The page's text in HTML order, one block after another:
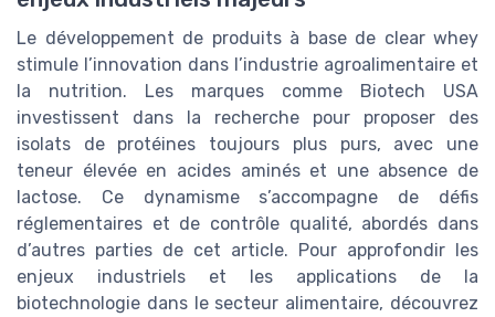
Le développement de produits à base de clear whey
stimule l’innovation dans l’industrie agroalimentaire et
la nutrition. Les marques comme Biotech USA
investissent dans la recherche pour proposer des
isolats de protéines toujours plus purs, avec une
teneur élevée en acides aminés et une absence de
lactose. Ce dynamisme s’accompagne de défis
réglementaires et de contrôle qualité, abordés dans
d’autres parties de cet article. Pour approfondir les
enjeux industriels et les applications de la
biotechnologie dans le secteur alimentaire, découvrez